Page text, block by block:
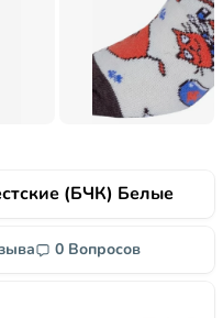
(БЧК) Белые
0 Вопросов